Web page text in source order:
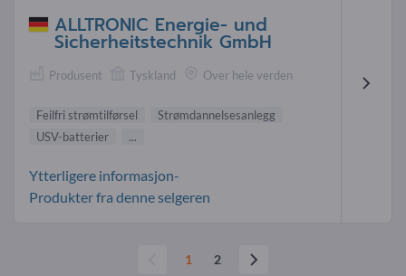
ALLTRONIC Energie- und
Sicherheitstechnik GmbH
Produsent Tyskland Over hele verden
Feilfri strømtilførsel
Strømdannelsesanlegg
USV-batterier
...
Ytterligere informasjon-
Produkter fra denne selgeren
1 2